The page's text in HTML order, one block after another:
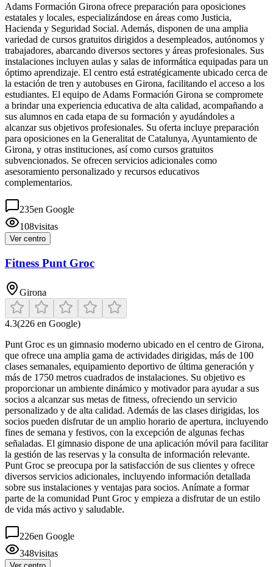
Adams Formación Girona ofrece preparación para oposiciones
estatales y locales, especializándose en áreas como Justicia,
Hacienda y Seguridad Social. Además, disponen de una amplia
variedad de cursos gratuitos dirigidos a desempleados, autónomos y
trabajadores, abarcando diversos sectores y áreas profesionales. Sus
instalaciones incluyen aulas y salas de informática equipadas para un
óptimo aprendizaje. El centro está estratégicamente ubicado cerca de
la estación de tren y autobuses en Girona, facilitando el acceso a los
estudiantes. El equipo de Adams Formación Girona se compromete
a brindar una experiencia educativa de alta calidad, acompañando a
sus alumnos en cada etapa de su formación y ayudándoles a
alcanzar sus objetivos profesionales. Su oferta incluye preparación
para oposiciones en la Generalitat de Catalunya, Ayuntamiento de
Girona, y otras instituciones, así como cursos gratuitos
subvencionados. Se ofrecen servicios adicionales como
asesoramiento personalizado y recursos educativos
complementarios.
235en Google
108visitas
Ver centro
Fitness Punt Groc
Girona
4.3(226 en Google)
Punt Groc es un gimnasio moderno ubicado en el centro de Girona,
que ofrece una amplia gama de actividades dirigidas, más de 100
clases semanales, equipamiento deportivo de última generación y
más de 1750 metros cuadrados de instalaciones. Su objetivo es
proporcionar un ambiente dinámico y motivador para ayudar a sus
socios a alcanzar sus metas de fitness, ofreciendo un servicio
personalizado y de alta calidad. Además de las clases dirigidas, los
socios pueden disfrutar de un amplio horario de apertura, incluyendo
fines de semana y festivos, con la excepción de algunas fechas
señaladas. El gimnasio dispone de una aplicación móvil para facilitar
la gestión de las reservas y la consulta de información relevante.
Punt Groc se preocupa por la satisfacción de sus clientes y ofrece
diversos servicios adicionales, incluyendo información detallada
sobre sus instalaciones y ventajas para socios. Anímate a formar
parte de la comunidad Punt Groc y empieza a disfrutar de un estilo
de vida más activo y saludable.
226en Google
348visitas